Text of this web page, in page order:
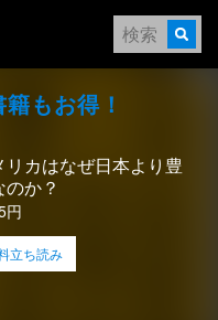
もお得！
リカはなぜ日本より豊
のか？
円
立ち読み